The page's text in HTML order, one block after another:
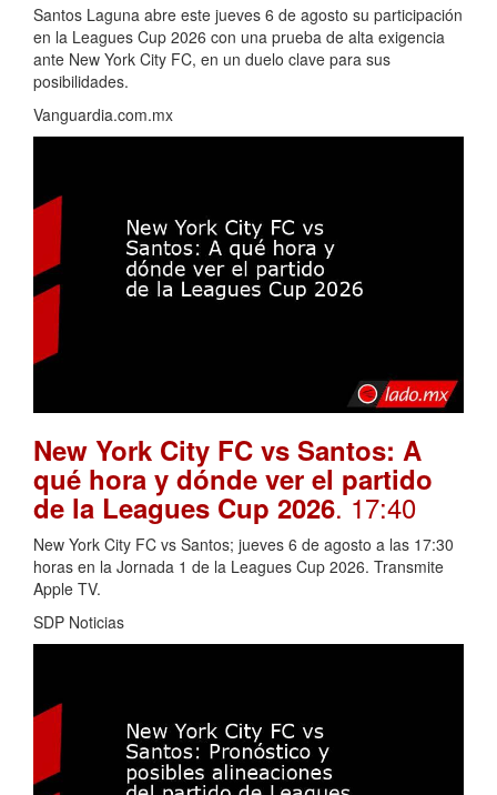
Santos Laguna abre este jueves 6 de agosto su participación
en la Leagues Cup 2026 con una prueba de alta exigencia
ante New York City FC, en un duelo clave para sus
posibilidades.
Vanguardia.com.mx
New York City FC vs Santos: A
qué hora y dónde ver el partido
de la Leagues Cup 2026. 17:40
New York City FC vs Santos; jueves 6 de agosto a las 17:30
horas en la Jornada 1 de la Leagues Cup 2026. Transmite
Apple TV.
SDP Noticias